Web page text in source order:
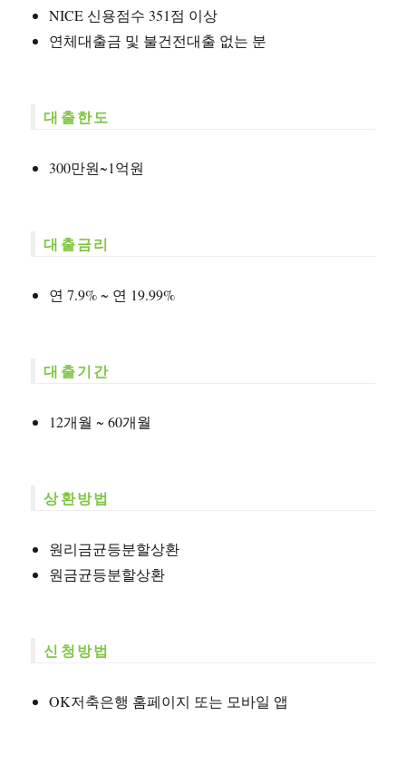
NICE 신용점수 351점 이상
연체대출금 및 불건전대출 없는 분
대출한도
300만원~1억원
대출금리
연 7.9% ~ 연 19.99%
대출기간
12개월 ~ 60개월
상환방법
원리금균등분할상환
원금균등분할상환
신청방법
OK저축은행 홈페이지 또는 모바일 앱